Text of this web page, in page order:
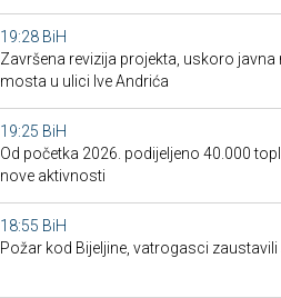
19:28 BiH
Završena revizija projekta, uskoro
mosta u ulici Ive Andrića
19:25 BiH
Od početka 2026. podijeljeno 40.000
nove aktivnosti
18:55 BiH
Požar kod Bijeljine, vatrogasci zaustavili